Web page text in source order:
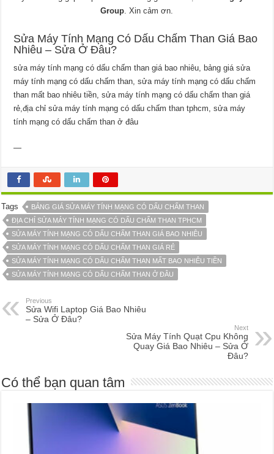
Group . Xin cảm ơn.
Sửa Máy Tính Mạng Có Dấu Chấm Than Giá Bao
Nhiêu – Sửa Ở Đâu?
sửa máy tính mạng có dấu chấm than giá bao nhiêu, bảng giá sửa
máy tính mạng có dấu chấm than, sửa máy tính mạng có dấu chấm
than mất bao nhiêu tiền, sửa máy tính mạng có dấu chấm than giá
rẻ,địa chỉ sửa máy tính mạng có dấu chấm than tphcm, sửa máy
tính mạng có dấu chấm than ở đâu
—
Tags
BẢNG GIÁ SỬA MÁY TÍNH MẠNG CÓ DẤU CHẤM THAN
ĐỊA CHỈ SỬA MÁY TÍNH MẠNG CÓ DẤU CHẤM THAN TPHCM
SỬA MÁY TÍNH MẠNG CÓ DẤU CHẤM THAN GIÁ BAO NHIÊU
SỬA MÁY TÍNH MẠNG CÓ DẤU CHẤM THAN GIÁ RẺ
SỬA MÁY TÍNH MẠNG CÓ DẤU CHẤM THAN MẤT BAO NHIÊU TIỀN
SỬA MÁY TÍNH MẠNG CÓ DẤU CHẤM THAN Ở ĐÂU
Previous
Sửa Wifi Laptop Giá Bao Nhiêu
– Sửa Ở Đâu?
Next
Sửa Máy Tính Quạt Cpu Không
Quay Giá Bao Nhiêu – Sửa Ở
Đâu?
Có thể bạn quan tâm